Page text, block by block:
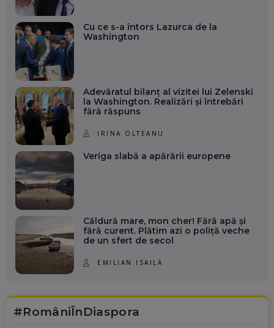
Cu ce s-a întors Lazurca de la
Washington
Adevăratul bilanț al vizitei lui Zelenski
la Washington. Realizări și întrebări
fără răspuns
IRINA OLTEANU
Veriga slabă a apărării europene
Căldură mare, mon cher! Fără apă și
fără curent. Plătim azi o poliță veche
de un sfert de secol
EMILIAN ISAILĂ
#RomâniÎnDiaspora